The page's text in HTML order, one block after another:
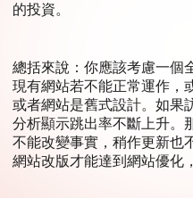
的投資。
總括來說：你應該考慮一個
現有網站若不能正常運作，
或者網站是舊式設計。如果
分析顯示跳出率不斷上升。
不能改變事實，稍作更新也
網站改版才能達到網站優化